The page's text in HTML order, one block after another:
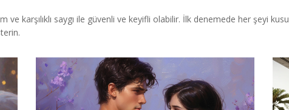
karşılıklı saygı ile güvenli ve keyifli olabilir. İlk denemede her şeyi